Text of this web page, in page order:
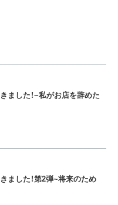
ました！~私がお店を辞めた
ました！第2弾~将来のため